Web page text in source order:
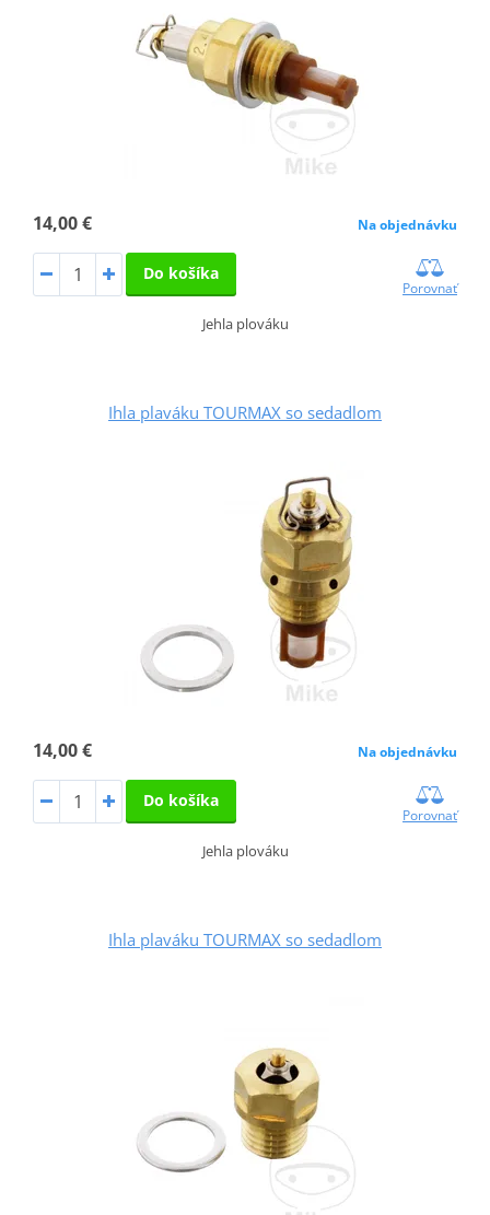
14,00 € Na objednávku
Do košíka
Porovnať
Jehla plováku
Ihla plaváku TOURMAX so sedadlom
14,00 € Na objednávku
Do košíka
Porovnať
Jehla plováku
Ihla plaváku TOURMAX so sedadlom